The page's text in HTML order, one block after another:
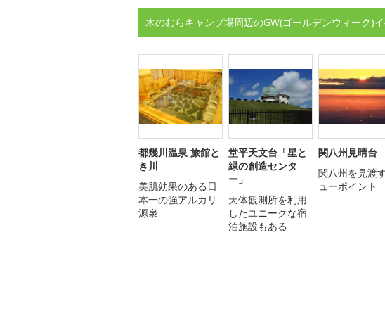
木のむらキャンプ場周辺のGW(ゴールデンウィーク)
都幾川温泉 旅館と
き川
美肌効果のある日
本一の強アルカリ
源泉
堂平天文台「星と
緑の創造センタ
ー」
天体観測所を利用
したユニークな宿
泊施設もある
関八州見晴台
関八州を見渡
ューポイント